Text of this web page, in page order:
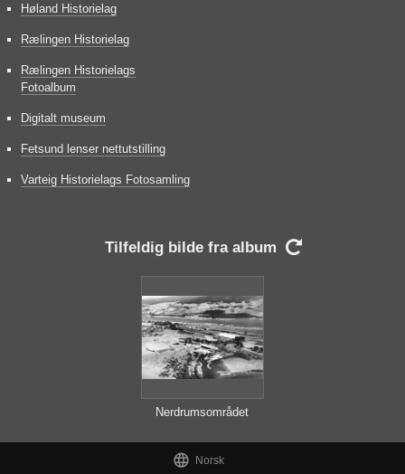
Høland Historielag
Rælingen Historielag
Rælingen Historielags
Fotoalbum
Digitalt museum
Fetsund lenser nettutstilling
Varteig Historielags Fotosamling
Tilfeldig bilde fra album 
Nerdrumsområdet
 Norsk